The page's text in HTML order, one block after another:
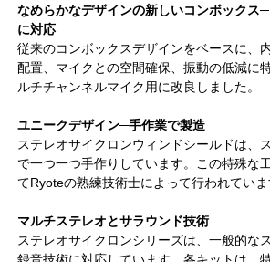
なめらかなデザインの新しいコンボックス
に対応
従来のコンボックスデザインをベースに、
配置、マイクとの空間確保、振動の低減に
ルチチャンネルマイク用に改良しました。
ユニークデザイン─手作業で製造
ステレオサイクロンウィンドシールドは、
で一つ一つ手作りしています。この特殊な
てRyoteの熟練技術士によって行われていま
マルチステレオとサラウンド技術
ステレオサイクロンシリーズは、一般的な